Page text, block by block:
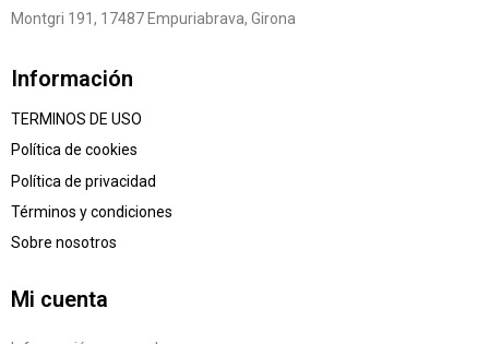
Montgri 191, 17487 Empuriabrava, Girona
Información
TERMINOS DE USO
Política de cookies
Política de privacidad
Términos y condiciones
Sobre nosotros
Mi cuenta